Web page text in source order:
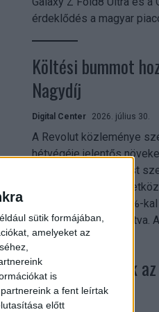
sütik formájában,
amelyeket az
is
a fent leírtak
előtt
érdeklődés a magyar
Költési bummot
Nagydíj
Digital Center 2026. július 30.
A Revolut közleménye
hétvégéje jelentős
aktivitásban Budapest
kiderül, hogy a
versenyhétvégén 26%-
hétvégéhez viszonyítva.
Rekordok dőltek
mindent vitt